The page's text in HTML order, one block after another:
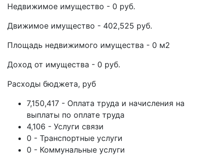
Недвижимое имущество - 0 руб.
Движимое имущество - 402,525 руб.
Площадь недвижимого имущества - 0 м2
Доход от имущества - 0 руб.
Расходы бюджета, руб
7,150,417 - Оплата труда и начисления на
выплаты по оплате труда
4,106 - Услуги связи
0 - Транспортные услуги
0 - Коммунальные услуги